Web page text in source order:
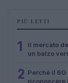
PIÙ LETTI
1
Il mercato
un balzo
2 Perché il
riconoscere